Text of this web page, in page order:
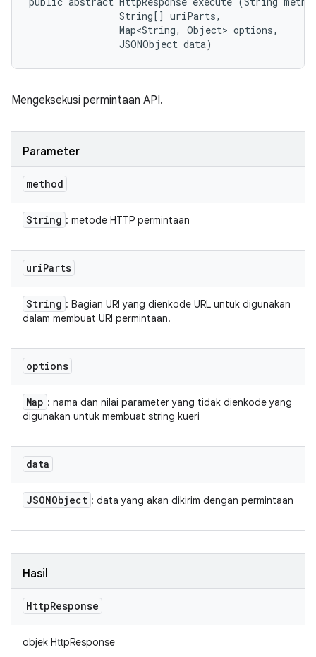
                String[] uriParts,
                Map<String, Object> options,
                JSONObject data)
Mengeksekusi permintaan API.
Parameter
method
String : metode HTTP permintaan
uriParts
String : Bagian URI yang dienkode URL untuk digunakan
dalam membuat URI permintaan.
options
Map : nama dan nilai parameter yang tidak dienkode yang
digunakan untuk membuat string kueri
data
JSONObject : data yang akan dikirim dengan permintaan
Hasil
HttpResponse
objek HttpResponse